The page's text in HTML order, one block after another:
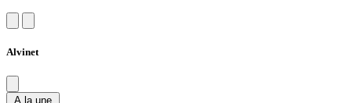
Alvinet
A la une